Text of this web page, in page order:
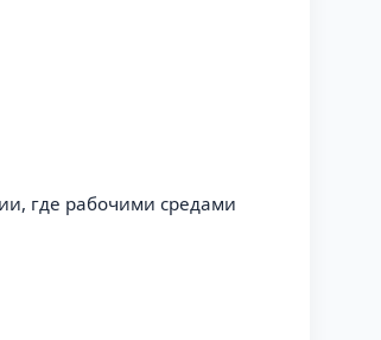
где рабочими средами